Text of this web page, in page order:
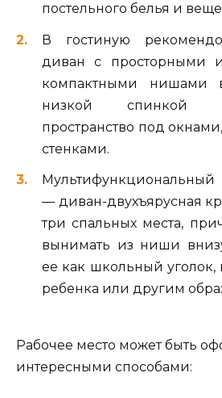
постельного белья и
В гостиную
диван с просторными
компактными нишами
низкой спинкой
пространство под
стенками.
— диван-двухъярусная
три спальных места,
вынимать из ниши
ее как школьный уголок,
ребенка или другим
Рабочее место может быть
интересными способами: